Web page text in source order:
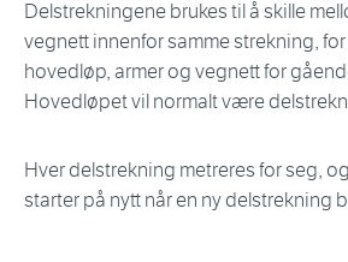
Delstrekningene brukes til å skille
vegnett innenfor samme strekning,
hovedløp, armer og vegnett for
Hovedløpet vil normalt være
Hver delstrekning metreres for seg,
starter på nytt når en ny delstrekning